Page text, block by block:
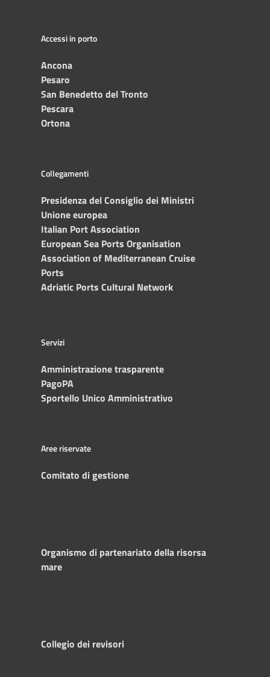
Accessi in porto
Ancona
Pesaro
San Benedetto del Tronto
Pescara
Ortona
Collegamenti
Presidenza del Consiglio dei Ministri
Unione europea
Italian Port Association
European Sea Ports Organisation
Association of Mediterranean Cruise
Ports
Adriatic Ports Cultural Network
Servizi
Amministrazione trasparente
PagoPA
Sportello Unico Amministrativo
Aree riservate
Comitato di gestione
Organismo di partenariato della risorsa
mare
Collegio dei revisori